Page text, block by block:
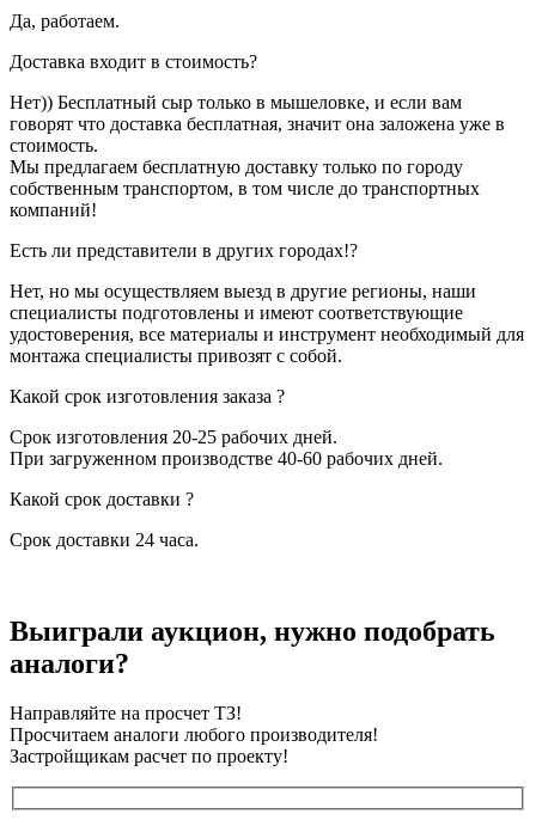
Да, работаем.
Доставка входит в стоимость?
Нет)) Бесплатный сыр только в мышеловке, и если вам
говорят что доставка бесплатная, значит она заложена уже в
стоимость.
Мы предлагаем бесплатную доставку только по городу
собственным транспортом, в том числе до транспортных
компаний!
Есть ли представители в других городах!?
Нет, но мы осуществляем выезд в другие регионы, наши
специалисты подготовлены и имеют соответствующие
удостоверения, все материалы и инструмент необходимый для
монтажа специалисты привозят с собой.
Какой срок изготовления заказа ?
Срок изготовления 20-25 рабочих дней.
При загруженном производстве 40-60 рабочих дней.
Какой срок доставки ?
Срок доставки 24 часа.
Выиграли аукцион, нужно подобрать
аналоги?
Направляйте на просчет ТЗ!
Просчитаем аналоги любого производителя!
Застройщикам расчет по проекту!